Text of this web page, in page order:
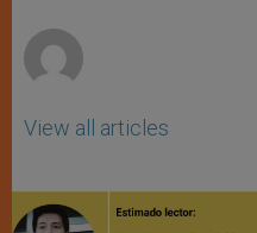
View all articles